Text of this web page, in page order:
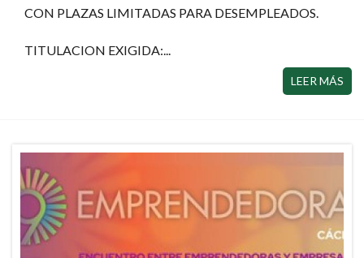
CON PLAZAS LIMITADAS PARA DESEMPLEADOS.
TITULACION EXIGIDA:...
LEER MÁS